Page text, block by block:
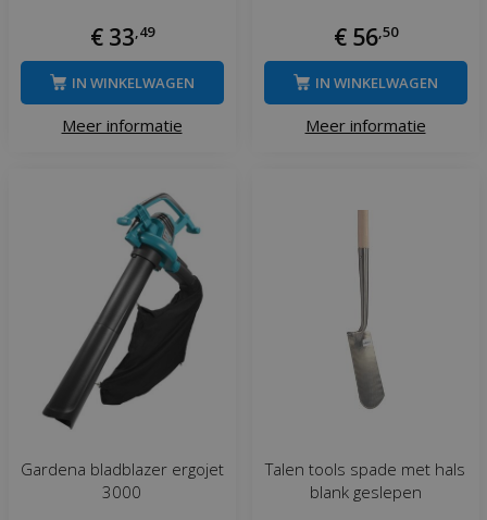
€ 33,49
Meer informatie
IN WINKELWAGEN
€ 56,50
Meer informatie
IN WINKELWAGEN
Gardena bladblazer ergojet
3000
Talen tools spade met hals
blank geslepen